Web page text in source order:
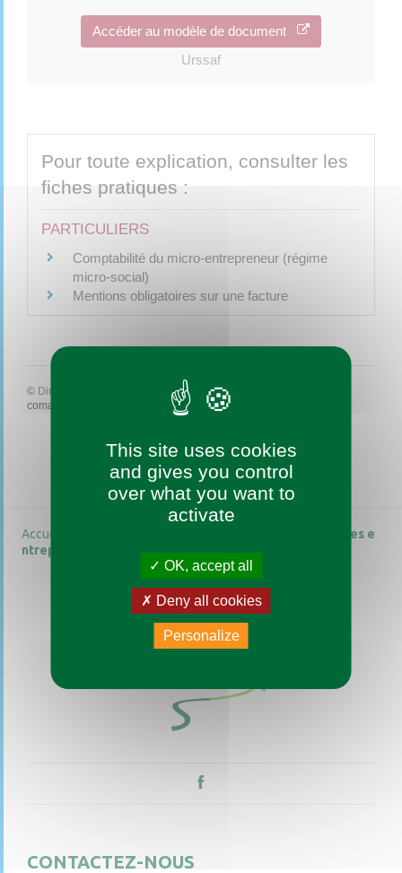
Accéder au modèle de document
Urssaf
Pour toute explication, consulter les
fiches pratiques :
PARTICULIERS
Comptabilité du micro-entrepreneur (régime
micro-social)
Mentions obligatoires sur une facture
© Direction de l'information légale et administrative
comarquage developpé par
baseo.io
Accueil
Pour les e
ntreprises
CONTACTEZ-NOUS
This site uses cookies
and gives you control
over what you want to
activate
OK, accept all
Deny all cookies
Personalize